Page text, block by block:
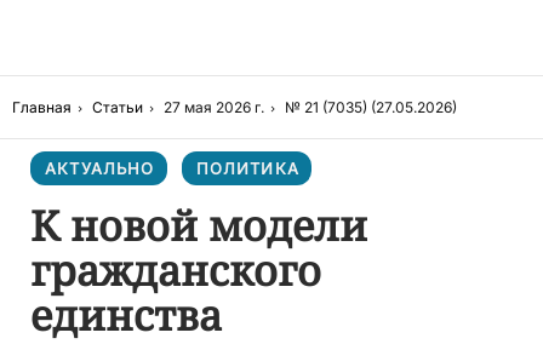
Главная Статьи 27 мая 2026 г. № 21 (7035) (27.05.2026)
АКТУАЛЬНО ПОЛИТИКА
К новой модели
гражданского
единства